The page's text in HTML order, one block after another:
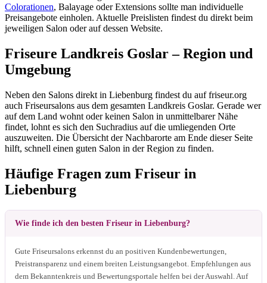
Colorationen, Balayage oder Extensions sollte man individuelle
Preisangebote einholen. Aktuelle Preislisten findest du direkt beim
jeweiligen Salon oder auf dessen Website.
Friseure Landkreis Goslar – Region und
Umgebung
Neben den Salons direkt in Liebenburg findest du auf friseur.org
auch Friseursalons aus dem gesamten Landkreis Goslar. Gerade wer
auf dem Land wohnt oder keinen Salon in unmittelbarer Nähe
findet, lohnt es sich den Suchradius auf die umliegenden Orte
auszuweiten. Die Übersicht der Nachbarorte am Ende dieser Seite
hilft, schnell einen guten Salon in der Region zu finden.
Häufige Fragen zum Friseur in
Liebenburg
Wie finde ich den besten Friseur in Liebenburg?
Gute Friseursalons erkennst du an positiven Kundenbewertungen,
Preistransparenz und einem breiten Leistungsangebot. Empfehlungen aus
dem Bekanntenkreis und Bewertungsportale helfen bei der Auswahl. Auf